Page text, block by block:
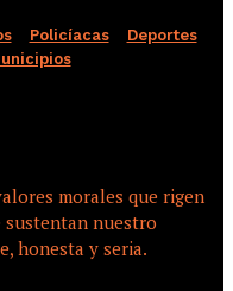
Policíacas
Deportes
morales que rigen
sustentan nuestro
honesta y seria.